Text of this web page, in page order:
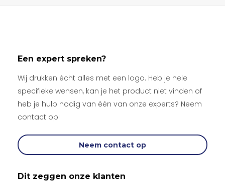
Een expert spreken?
Wij drukken écht alles met een logo. Heb je hele
specifieke wensen, kan je het product niet vinden of
heb je hulp nodig van één van onze experts? Neem
contact op!
Neem contact op
Dit zeggen onze klanten